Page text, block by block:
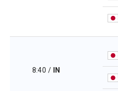
8:40 / IN